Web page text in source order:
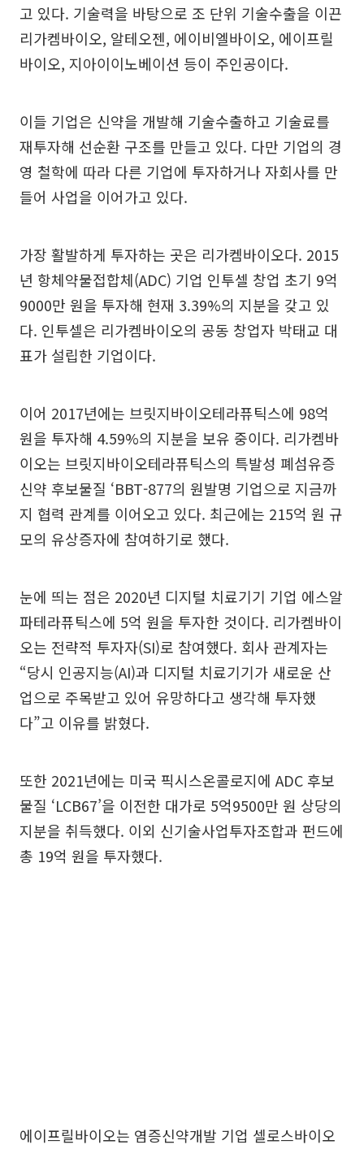
고 있다. 기술력을 바탕으로 조 단위 기술수출을 이끈
리가켐바이오, 알테오젠, 에이비엘바이오, 에이프릴
바이오, 지아이이노베이션 등이 주인공이다.
이들 기업은 신약을 개발해 기술수출하고 기술료를
재투자해 선순환 구조를 만들고 있다. 다만 기업의 경
영 철학에 따라 다른 기업에 투자하거나 자회사를 만
들어 사업을 이어가고 있다.
가장 활발하게 투자하는 곳은 리가켐바이오다. 2015
년 항체약물접합체(ADC) 기업 인투셀 창업 초기 9억
9000만 원을 투자해 현재 3.39%의 지분을 갖고 있
다. 인투셀은 리가켐바이오의 공동 창업자 박태교 대
표가 설립한 기업이다.
이어 2017년에는 브릿지바이오테라퓨틱스에 98억
원을 투자해 4.59%의 지분을 보유 중이다. 리가켐바
이오는 브릿지바이오테라퓨틱스의 특발성 폐섬유증
신약 후보물질 ‘BBT-877의 원발명 기업으로 지금까
지 협력 관계를 이어오고 있다. 최근에는 215억 원 규
모의 유상증자에 참여하기로 했다.
눈에 띄는 점은 2020년 디지털 치료기기 기업 에스알
파테라퓨틱스에 5억 원을 투자한 것이다. 리가켐바이
오는 전략적 투자자(SI)로 참여했다. 회사 관계자는
“당시 인공지능(AI)과 디지털 치료기기가 새로운 산
업으로 주목받고 있어 유망하다고 생각해 투자했
다”고 이유를 밝혔다.
또한 2021년에는 미국 픽시스온콜로지에 ADC 후보
물질 ‘LCB67’을 이전한 대가로 5억9500만 원 상당의
지분을 취득했다. 이외 신기술사업투자조합과 펀드에
총 19억 원을 투자했다.
에이프릴바이오는 염증신약개발 기업 셀로스바이오